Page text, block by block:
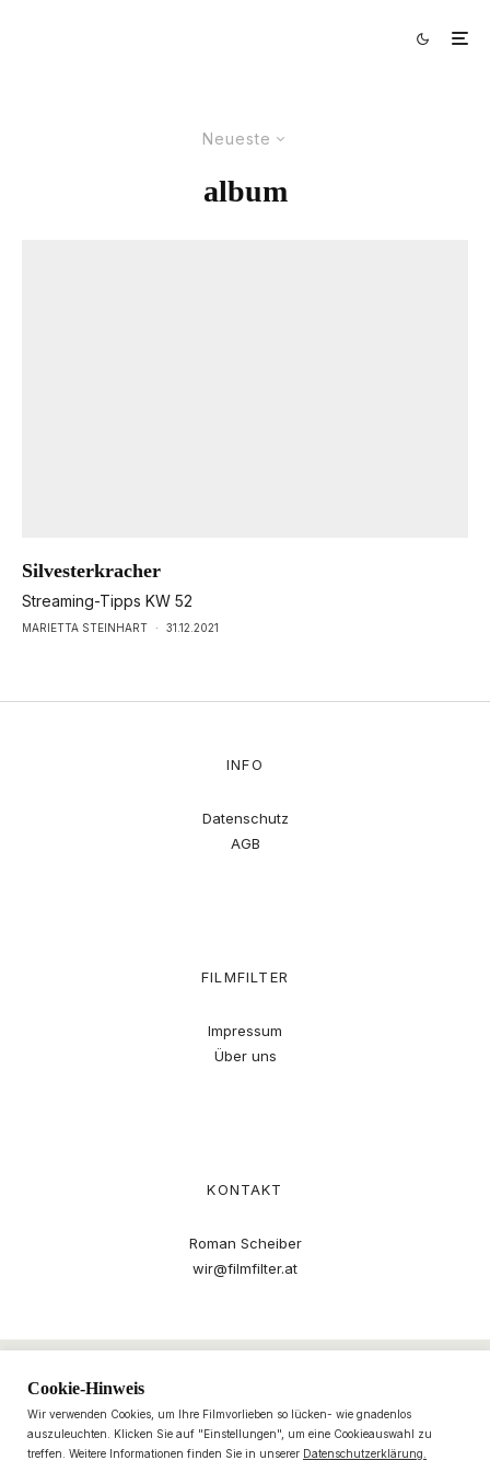
Neueste
album
Silvesterkracher
Streaming-Tipps KW 52
MARIETTA STEINHART · 31.12.2021
INFO
Datenschutz
AGB
FILMFILTER
Impressum
Über uns
KONTAKT
Roman Scheiber
wir@filmfilter.at
Cookie-Hinweis
Wir verwenden Cookies, um Ihre Filmvorlieben so lücken- wie gnadenlos
auszuleuchten. Klicken Sie auf "Einstellungen", um eine Cookieauswahl zu
treffen. Weitere Informationen finden Sie in unserer Datenschutzerklärung.